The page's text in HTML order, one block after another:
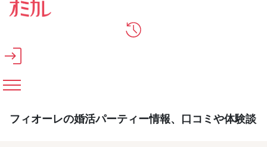
メインコンテンツへスキップ
フィオーレの婚活パーティー情報、口コミや体験談